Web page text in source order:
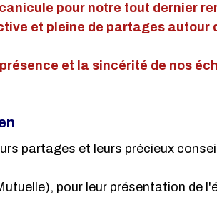
pour notre tout dernier
et pleine de partages autour
et la sincérité de nos
partages et leurs précieux
pour leur présentation de